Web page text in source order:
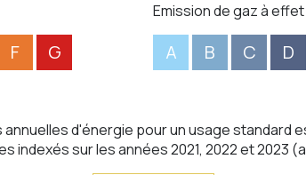
F G
Emission de gaz à
A B C D
d'énergie pour un usage standard
indexés sur les années 2021, 2022 et 2023